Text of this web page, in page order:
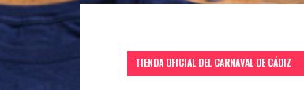
TIENDA OFICIAL DEL CARNAVAL DE CÁDIZ